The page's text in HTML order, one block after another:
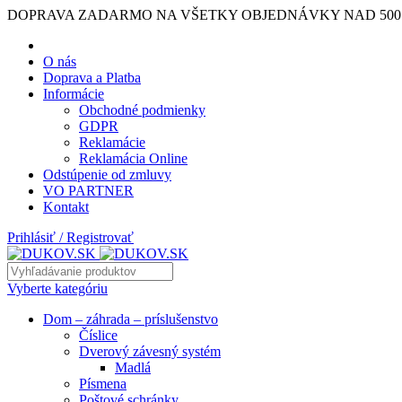
DOPRAVA ZADARMO NA VŠETKY OBJEDNÁVKY NAD
O nás
Doprava a Platba
Informácie
Obchodné podmienky
GDPR
Reklamácie
Reklamácia Online
Odstúpenie od zmluvy
VO PARTNER
Kontakt
Prihlásiť / Registrovať
Vyberte kategóriu
Dom – záhrada – príslušenstvo
Číslice
Dverový závesný systém
Madlá
Písmena